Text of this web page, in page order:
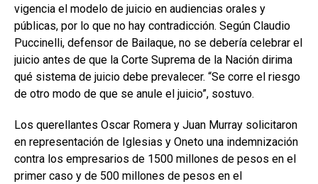
vigencia el modelo de juicio en audiencias orales y
públicas, por lo que no hay contradicción. Según Claudio
Puccinelli, defensor de Bailaque, no se debería celebrar el
juicio antes de que la Corte Suprema de la Nación dirima
qué sistema de juicio debe prevalecer. “Se corre el riesgo
de otro modo de que se anule el juicio”, sostuvo.
Los querellantes Oscar Romera y Juan Murray solicitaron
en representación de Iglesias y Oneto una indemnización
contra los empresarios de 1500 millones de pesos en el
primer caso y de 500 millones de pesos en el